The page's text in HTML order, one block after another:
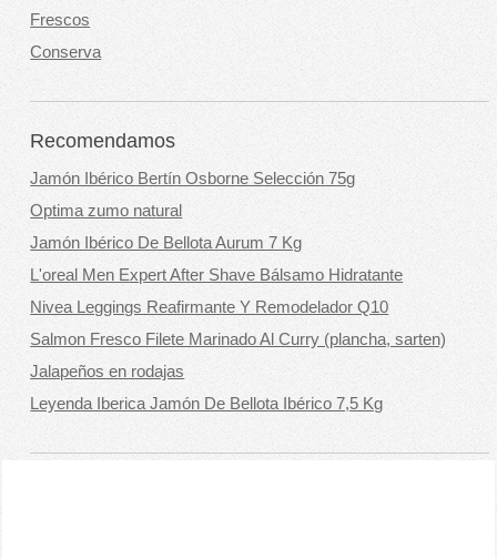
Frescos
Conserva
Recomendamos
Jamón Ibérico Bertín Osborne Selección 75g
Optima zumo natural
Jamón Ibérico De Bellota Aurum 7 Kg
L'oreal Men Expert After Shave Bálsamo Hidratante
Nivea Leggings Reafirmante Y Remodelador Q10
Salmon Fresco Filete Marinado Al Curry (plancha, sarten)
Jalapeños en rodajas
Leyenda Iberica Jamón De Bellota Ibérico 7,5 Kg